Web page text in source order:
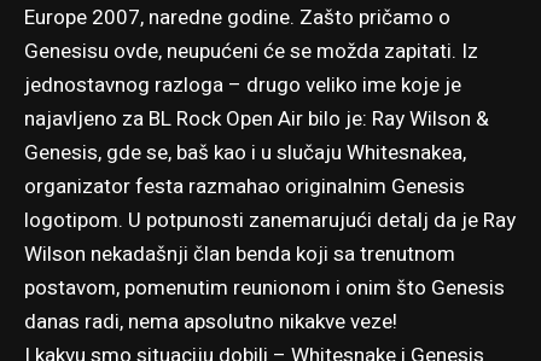
Europe 2007, naredne godine. Zašto pričamo o
Genesisu ovde, neupućeni će se možda zapitati. Iz
jednostavnog razloga – drugo veliko ime koje je
najavljeno za BL Rock Open Air bilo je: Ray Wilson &
Genesis, gde se, baš kao i u slučaju Whitesnakea,
organizator festa razmahao originalnim Genesis
logotipom. U potpunosti zanemarujući detalj da je Ray
Wilson nekadašnji član benda koji sa trenutnom
postavom, pomenutim reunionom i onim što Genesis
danas radi, nema apsolutno nikakve veze!